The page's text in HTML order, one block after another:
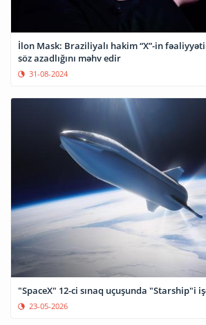
İlon Mask: Braziliyalı hakim “X”-in
söz azadlığını məhv edir
31-08-2024
"SpaceX" 12-ci sınaq uçuşunda "Starship"i
23-05-2026